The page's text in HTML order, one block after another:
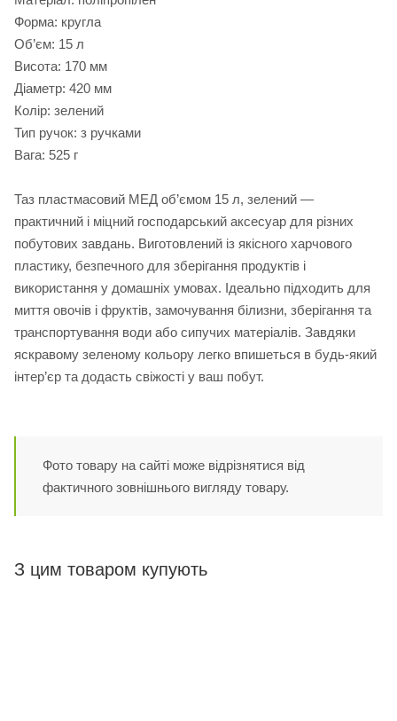
Форма: кругла
Об’єм: 15 л
Висота: 170 мм
Діаметр: 420 мм
Колір: зелений
Тип ручок: з ручками
Вага: 525 г
Таз пластмасовий МЕД об’ємом 15 л, зелений —
практичний і міцний господарський аксесуар для різних
побутових завдань. Виготовлений із якісного харчового
пластику, безпечного для зберігання продуктів і
використання у домашніх умовах. Ідеально підходить для
миття овочів і фруктів, замочування білизни, зберігання та
транспортування води або сипучих матеріалів. Завдяки
яскравому зеленому кольору легко впишеться в будь-який
інтер’єр та додасть свіжості у ваш побут.
Фото товару на сайті може відрізнятися від
фактичного зовнішнього вигляду товару.
З цим товаром купують